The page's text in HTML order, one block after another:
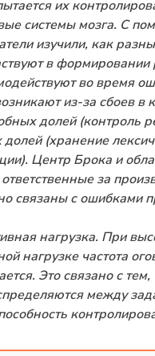
их
системы мозга. С
изучили, как
в формировании
во время
из-за сбоев в
долей (контроль
(хранение
Центр Брока и
за
связаны с ошибками
нагрузка. При
нагрузке частота
Это связано с
между